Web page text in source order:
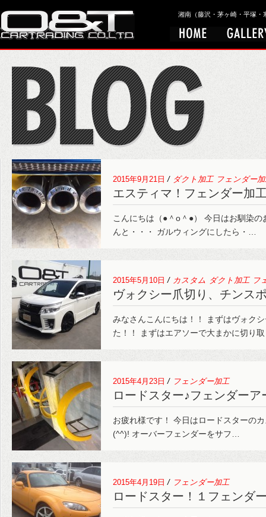
湘南（藤沢・茅ヶ崎・平塚
2015年9月21日 / ダクト加工 フェンダー
エスティマ！フェンダー加
こんにちは（●＾o＾●） 今日はお馴染
んと・・・ ガルウィングにしたら・…
2015年5月10日 / カスタム ダクト加工 フ
ヴォクシー爪切り、チンス
みなさんこんにちは！！ まずはヴォク
た！！ まずはエアソーで大まかに切り
2015年4月23日 / フェンダー加工
ロードスター♪フェンダー
お疲れ様です！ 今日はロードスターの
(^^)! オーバーフェンダーをサフ…
2015年4月19日 / フェンダー加工
ロードスター！１フェンダ